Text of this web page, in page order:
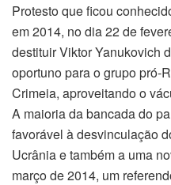
Protesto que ficou
em 2014, no dia 22 de
destituir Viktor Yanukovich
oportuno para o grupo pró-
Crimeia, aproveitando o
A maioria da bancada do
favorável à desvinculação
Ucrânia e também a uma
março de 2014, um